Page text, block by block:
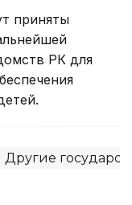
приняты
РК для
Другие